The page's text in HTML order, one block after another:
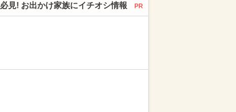
必見! お出かけ家族にイチオシ情報 PR